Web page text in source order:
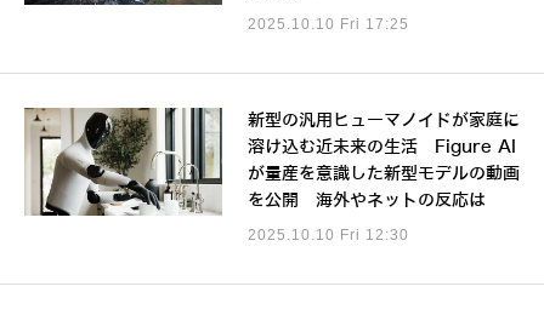
2025.10.10 Fri 17:25
新型の汎用ヒューマノイドが家庭に
溶け込む近未来の生活 Figure AI
が量産を意識した新型モデルの動画
を公開 海外やネットの反応は
2025.10.10 Fri 12:30